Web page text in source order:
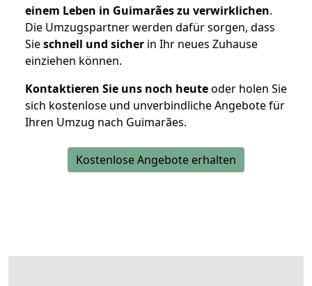
einem Leben in Guimarães zu verwirklichen.
Die Umzugspartner werden dafür sorgen, dass
Sieschnell und sicher in Ihr neues Zuhause
einziehen können.
Kontaktieren Sie uns noch heuteoder holen Sie
sich kostenlose und unverbindliche Angebote für
Ihren Umzug nach Guimarães.
Kostenlose Angebote erhalten